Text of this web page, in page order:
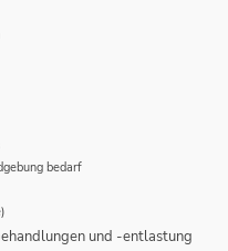
bedarf
und -entlastung